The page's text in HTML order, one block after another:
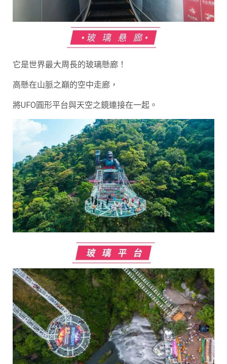
它是世界最大周長的玻璃懸廊！
高懸在山脈之巔的空中走廊，
將UFO圓形平台與天空之鏡連接在一起。